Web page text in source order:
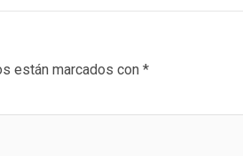
están marcados con *